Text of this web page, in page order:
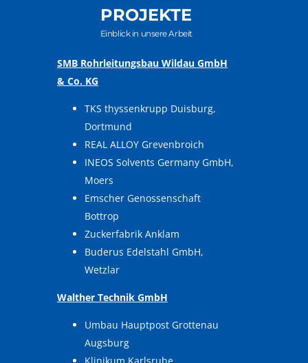
PROJEKTE
Einblick in unsere Arbeit
SMB Rohrleitungsbau Wildau GmbH
& Co. KG
TKS thyssenkrupp Duisburg,
Dortmund
REAL ALLOY Grevenbroich
INEOS Solvents Germany GmbH,
Moers
Emscher Genossenschaft
Bottrop
Zuckerfabrik Anklam
Buderus Edelstahl GmbH,
Wetzlar
Walther Technik GmbH
Umbau Hauptpost Grottenau
Augsburg